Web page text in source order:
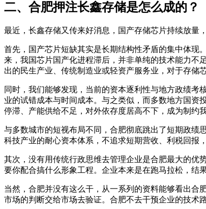
二、合肥押注长鑫存储是怎么成的？
最近，长鑫存储又传来好消息，国产存储芯片持续放量
首先，国产芯片短缺其实是长期结构性矛盾的集中体现
来，我国芯片国产化进程滞后，并非单纯的技术能力不
出的民生产业、传统制造业或轻资产服务业，对于存储
同时，我们能够发现，当前的资本逐利性与地方政绩
业的试错成本与时间成本。与之类似，而多数地方国资
停滞、产能供给不足，对外依存度居高不下，成为制约
与多数城市的短视布局不同，合肥彻底跳出了短期政绩
科技产业的耐心资本体系，不追求短期营收、利税回报
其次，没有用传统行政思维去管理企业是合肥最大的优
要你配合搞什么形象工程。企业本来是在跑马拉松，结
当然，合肥并没有这么干，从一系列的资料能够看出合
市场的判断交给市场去验证。合肥不去干预企业的技术